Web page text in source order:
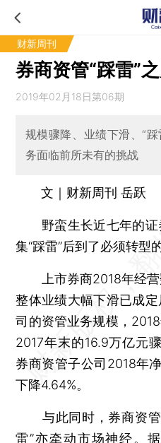
财新周刊
券商资管“踩雷”
2019年02月18日第06期
规模骤降、业绩下滑、“
务面临前所未有的挑战
文｜财新周刊 岳跃
野蛮生长近七年的证
集“踩雷”后到了必须转型
上市券商2018年经营
整体业绩大幅下滑已成
司的资管业务规模，
2017年末的16.9万亿元
券商资管子公司2018年
下降4.64%。
与此同时，券商资管
雷”亦牵动市场神经。